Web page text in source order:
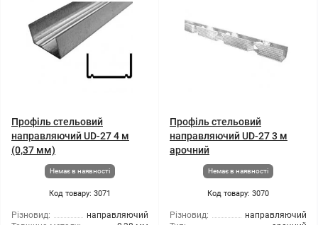
Профіль стельовий
направляючий UD-27 4 м
(0,37 мм)
Немає в наявності
Код товару: 3071
Різновид:
направляючий
Профіль стельовий
направляючий UD-27 3 м
арочний
Немає в наявності
Код товару: 3070
Різновид:
направляючий